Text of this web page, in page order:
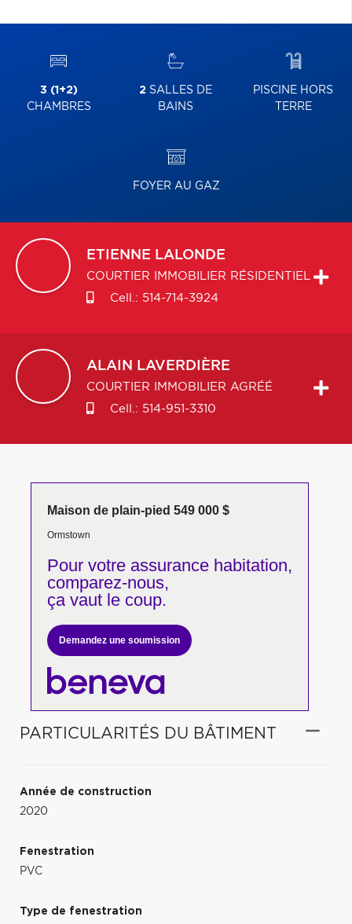
3 (1+2)
CHAMBRES
2 SALLES DE
BAINS
PISCINE HORS
TERRE
FOYER AU GAZ
ETIENNE LALONDE
COURTIER IMMOBILIER RÉSIDENTIEL
Cell.: 514-714-3924
ALAIN LAVERDIÈRE
COURTIER IMMOBILIER AGRÉÉ
Cell.: 514-951-3310
Maison de plain-pied 549 000 $
Ormstown
Pour votreassurance habitation,
comparez-nous,
ça vaut le coup.
Demandez une soumission
PARTICULARITÉS DU BÂTIMENT
Année de construction
2020
Fenestration
PVC
Type de fenestration